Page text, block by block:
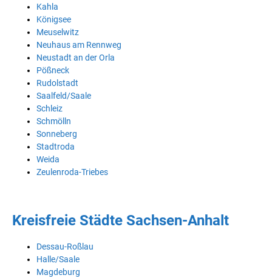
Kahla
Königsee
Meuselwitz
Neuhaus am Rennweg
Neustadt an der Orla
Pößneck
Rudolstadt
Saalfeld/Saale
Schleiz
Schmölln
Sonneberg
Stadtroda
Weida
Zeulenroda-Triebes
Kreisfreie Städte Sachsen-Anhalt
Dessau-Roßlau
Halle/Saale
Magdeburg